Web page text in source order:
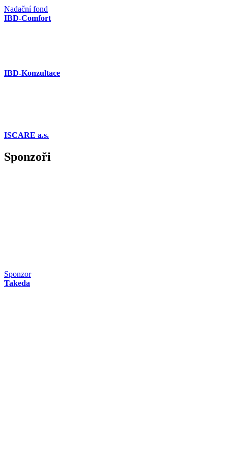
Nadační fond
IBD-Comfort
IBD-Konzultace
ISCARE a.s.
Sponzoři
Sponzor
Takeda